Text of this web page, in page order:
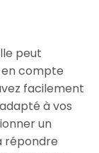
peut
compte
facilement
à vos
un
répondre